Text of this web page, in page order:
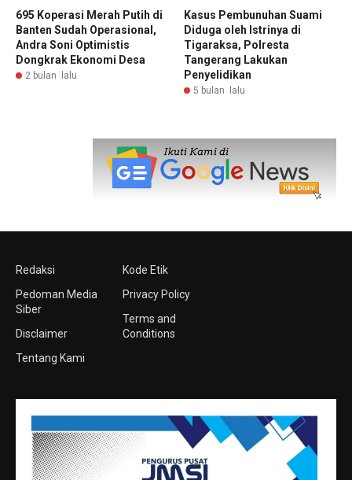
695 Koperasi Merah Putih di
Banten Sudah Operasional,
Andra Soni Optimistis
Dongkrak Ekonomi Desa
2 bulan lalu
Kasus Pembunuhan Suami
Diduga oleh Istrinya di
Tigaraksa, Polresta
Tangerang Lakukan
Penyelidikan
5 bulan lalu
Redaksi
Pedoman Media
Siber
Disclaimer
Tentang Kami
Kode Etik
Privacy Policy
Terms and
Conditions